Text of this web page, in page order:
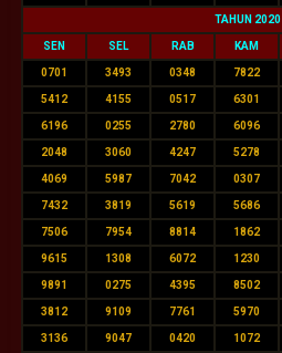
TAHUN 2020
SEN SEL RAB KAM
0701 3493 0348 7822
5412 4155 0517 6301
6196 0255 2780 6096
2048 3060 4247 5278
4069 5987 7042 0307
7432 3819 5619 5686
7506 7954 8814 1862
9615 1308 6072 1230
9891 0275 4395 8502
3812 9109 7761 5970
3136 9047 0420 1072